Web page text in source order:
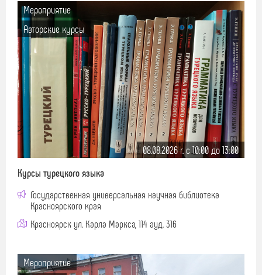
Мероприятие
Авторские курсы
08.08.2026 г. c 10:00 до 13:00
Курсы турецкого языка
Государственная универсальная научная библиотека
Красноярского края
Красноярск ул. Карла Маркса, 114 ауд. 316
Мероприятие